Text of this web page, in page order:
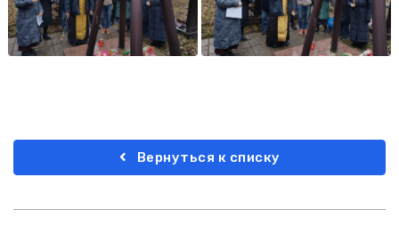
Вернуться к списку